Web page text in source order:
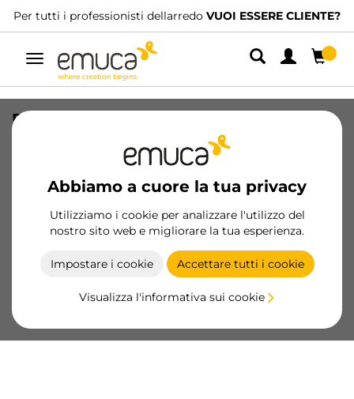
Per tutti i professionisti dellarredo VUOI ESSERE CLIENTE?
Navigazione
Abbiamo a cuore la tua privacy
Utilizziamo i cookie per analizzare l'utilizzo del
nostro sito web e migliorare la tua esperienza.
Impostare i cookie Accettare tutti i cookie
Visualizza l'informativa sui cookie
Base per contenitori per cassetti da
cucina Recycle, 1 scomparto, modulo
450 mm, Tecnoplastica Grigio antracite
8196523/EAN 8432393130866
Prodotti essenziali
Diventa cliente